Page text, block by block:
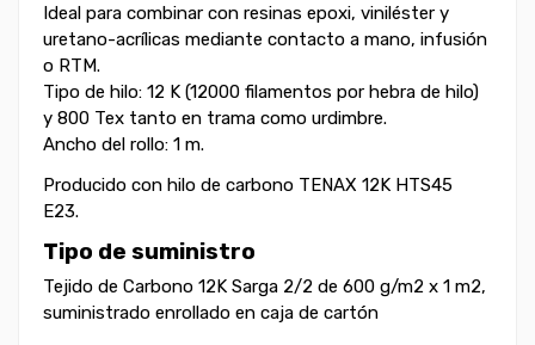
Ideal para combinar con resinas epoxi, viniléster y
uretano-acrílicas mediante contacto a mano, infusión
o RTM.
Tipo de hilo: 12 K (12000 filamentos por hebra de hilo)
y 800 Tex tanto en trama como urdimbre.
Ancho del rollo: 1 m.
Producido con hilo de carbono TENAX 12K HTS45
E23.
Tipo de suministro
Tejido de Carbono 12K Sarga 2/2 de 600 g/m2 x 1 m2,
suministrado enrollado en caja de cartón